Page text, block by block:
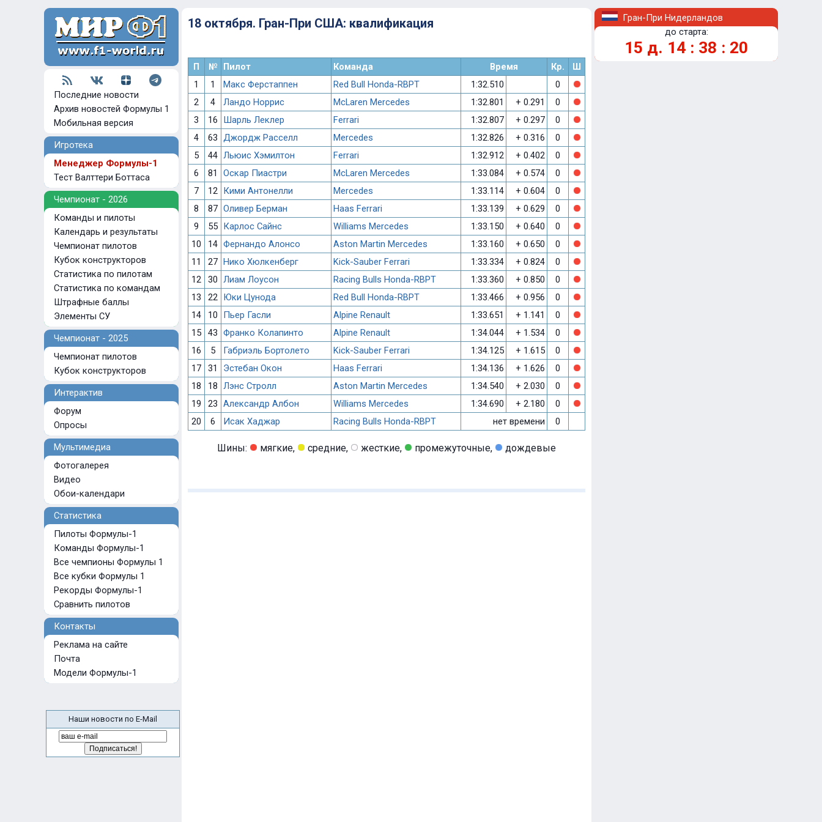
Последние новости
Архив новостей Формулы 1
Мобильная версия
Игротека
Менеджер Формулы-1
Тест Валттери Боттаса
Чемпионат - 2026
Команды и пилоты
Календарь и результаты
Чемпионат пилотов
Кубок конструкторов
Статистика по пилотам
Статистика по командам
Штрафные баллы
Элементы СУ
Чемпионат - 2025
Чемпионат пилотов
Кубок конструкторов
Интерактив
Форум
Опросы
Мультимедиа
Фотогалерея
Видео
Обои-календари
Статистика
Пилоты Формулы-1
Команды Формулы-1
Все чемпионы Формулы 1
Все кубки Формулы 1
Рекорды Формулы-1
Сравнить пилотов
Контакты
Реклама на сайте
Почта
Модели Формулы-1
Наши новости по E-Mail
18 октября. Гран-При США: квалификация
П № Пилот Команда Время Кр.
Ш
1
1 Макс Ферстаппен Red Bull Honda-RBPT 1:32.510
0
2
4 Ландо Норрис McLaren Mercedes 1:32.801 + 0.291
0
3
16 Шарль Леклер Ferrari 1:32.807 + 0.297
0
4
63 Джордж Расселл Mercedes 1:32.826 + 0.316
0
5
44 Льюис Хэмилтон Ferrari 1:32.912 + 0.402
0
6
81 Оскар Пиастри McLaren Mercedes 1:33.084 + 0.574
0
7
12 Кими Антонелли Mercedes 1:33.114 + 0.604
0
8
87 Оливер Берман Haas Ferrari 1:33.139 + 0.629
0
9
55 Карлос Сайнс Williams Mercedes 1:33.150 + 0.640
0
10
14 Фернандо Алонсо Aston Martin Mercedes 1:33.160 + 0.650
0
11
27 Нико Хюлкенберг Kick-Sauber Ferrari 1:33.334 + 0.824
0
12
30 Лиам Лоусон Racing Bulls Honda-RBPT 1:33.360 + 0.850
0
13
22 Юки Цунода Red Bull Honda-RBPT 1:33.466 + 0.956
0
14
10 Пьер Гасли Alpine Renault 1:33.651 + 1.141
0
15
43 Франко Колапинто Alpine Renault 1:34.044 + 1.534
0
16
5 Габриэль Бортолето Kick-Sauber Ferrari 1:34.125 + 1.615
0
17
31 Эстебан Окон Haas Ferrari 1:34.136 + 1.626
0
18
18 Лэнс Стролл Aston Martin Mercedes 1:34.540 + 2.030
0
19
23 Александр Албон Williams Mercedes 1:34.690 + 2.180
0
20
6 Исак Хаджар Racing Bulls Honda-RBPT нет времени 0
Шины: мягкие, средние, жесткие, промежуточные, дождевые
Гран-При Нидерландов
до старта:
15 д. 14 : 38 : 20